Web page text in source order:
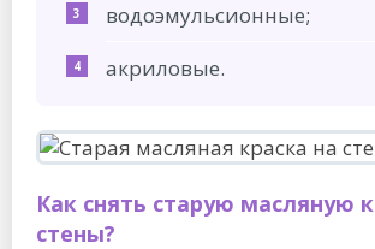
водоэмульсионные;
акриловые.
Как снять старую масляную
стены?